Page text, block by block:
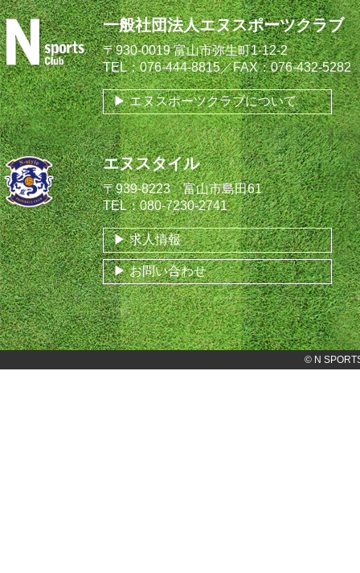
一般社団法人エヌスポーツクラブ
〒930-0019 富山市弥生町1-12-2
TEL：076-444-8815／FAX：076-432-5282
エヌスポーツクラブについて
エヌスタイル
〒939-8223 富山市島田61
TEL：080-7230-2741
求人情報
お問い合わせ
© N